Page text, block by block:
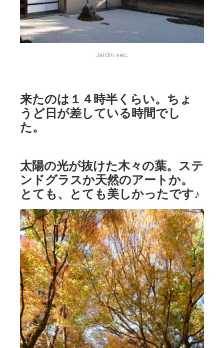
Jardin sec.
来たのは１４時半くらい。ちょ
うど日が差している時間でし
た。
太陽の光が抜けた木々の葉。ステ
ンドグラスか天然のアートか。
とても、とても美しかったです♪